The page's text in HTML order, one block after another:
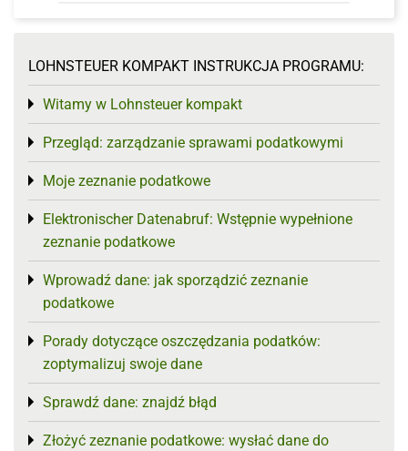
LOHNSTEUER KOMPAKT INSTRUKCJA PROGRAMU:
Witamy w Lohnsteuer kompakt
Toggle menu
Przegląd: zarządzanie sprawami podatkowymi
Toggle menu
Moje zeznanie podatkowe
Toggle menu
Elektronischer Datenabruf: Wstępnie wypełnione
zeznanie podatkowe
Toggle menu
Wprowadź dane: jak sporządzić zeznanie
podatkowe
Toggle menu
Porady dotyczące oszczędzania podatków:
zoptymalizuj swoje dane
Toggle menu
Sprawdź dane: znajdź błąd
Toggle menu
Złożyć zeznanie podatkowe: wysłać dane do
Toggle menu